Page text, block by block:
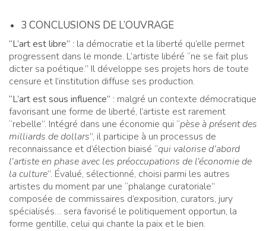
3 CONCLUSIONS DE L’OUVRAGE
“L’art est libre” : la démocratie et la liberté qu’elle permet
progressent dans le monde. L’artiste libéré “ne se fait plus
dicter sa poétique.” Il développe ses projets hors de toute
censure et l’institution diffuse ses production.
“L’art est sous influence” : malgré un contexte démocratique
favorisant une forme de liberté, l’artiste est rarement
“rebelle”. Intégré dans une économie qui “pèse à présent des
milliards de dollars”, il participe à un processus de
reconnaissance et d’élection biaisé “qui valorise d’abord
l’artiste en phase avec les préoccupations de l’économie de
la culture”. Évalué, sélectionné, choisi parmi les autres
artistes du moment par une “phalange curatoriale”
composée de commissaires d’exposition, curators, jury
spécialisés… sera favorisé le politiquement opportun, la
forme gentille, celui qui chante la paix et le bien.